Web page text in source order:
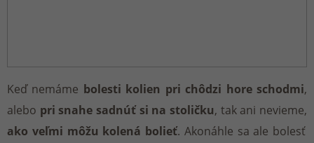
Keď nemáme bolesti kolien pri chôdzi hore schodmi,
alebo pri snahe sadnúť si na stoličku, tak ani nevieme,
ako veľmi môžu kolená bolieť. Akonáhle sa ale bolesť